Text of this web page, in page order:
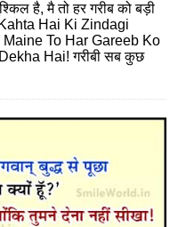
है, मै तो हर गरीब को बड़ी
Hai Ki Zindagi
To Har Gareeb Ko
Hai! गरीबी सब कुछ